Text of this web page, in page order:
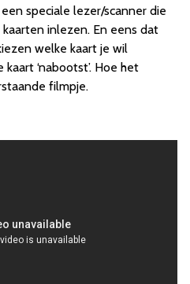
speciale lezer/scanner die
inlezen. En eens dat
welke kaart je wil
‘nabootst’. Hoe het
filmpje.